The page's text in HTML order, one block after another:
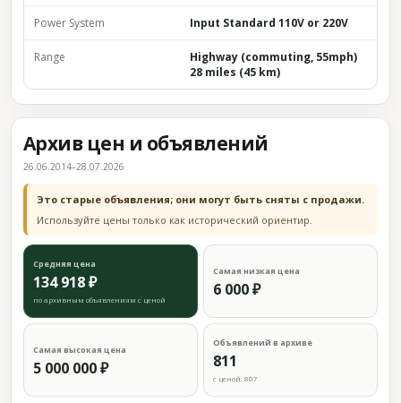
Power System Input Standard 110V or 220V
Range
Highway (commuting, 55mph)
28 miles (45 km)
Архив цен и объявлений
26.06.2014–28.07.2026
Это старые объявления; они могут быть сняты с продажи.
Используйте цены только как исторический ориентир.
Средняя цена
134 918 ₽
по архивным объявлениям с ценой
Самая низкая цена
6 000 ₽
Самая высокая цена
5 000 000 ₽
Объявлений в архиве
811
с ценой: 807